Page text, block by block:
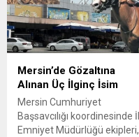
Mersin’de Gözaltına
Alınan Üç İlginç İsim
Mersin Cumhuriyet
Başsavcılığı koordinesinde İl
Emniyet Müdürlüğü ekipleri,